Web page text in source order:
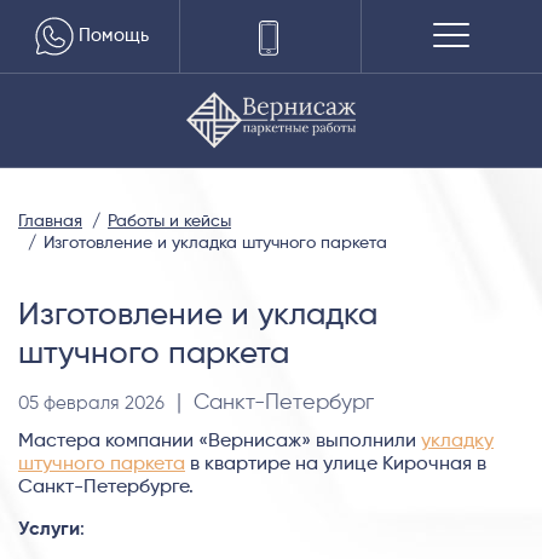
Помощь
Главная
Работы и кейсы
Изготовление и укладка штучного паркета
Изготовление и укладка
штучного паркета
05 февраля 2026 | Санкт-Петербург
Мастера компании «Вернисаж» выполнили укладку
штучного паркета в квартире на улице Кирочная в
Санкт-Петербурге.
Услуги: